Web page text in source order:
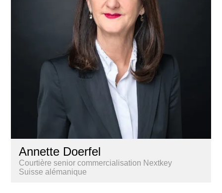
Annette Doerfel
Courtière senior commercialisation Nextkey
Suisse alémanique